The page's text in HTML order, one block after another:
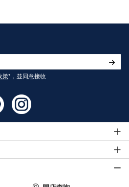
策*，並同意接收